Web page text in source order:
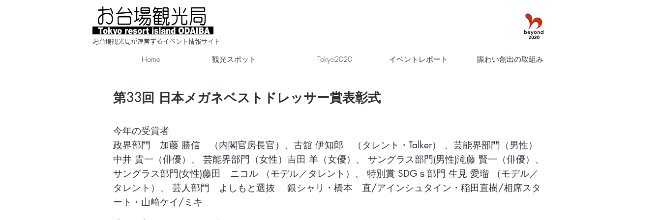
​お台場観光局が運営するイベント情報サイト
Home 観光スポット Tokyo2020 イベントレポート 賑わい創出の取組み
第33回 日本メガネベストドレッサー賞表彰式
今年の受賞者
政界部門 加藤 勝信 （内閣官房長官）、古舘 伊知郎 （タレント・Talker） 、芸能界部門（男性）
中井 貴一（俳優）、 芸能界部門（女性）吉田 羊（女優）、 サングラス部門(男性)滝藤 賢一（俳優）、
サングラス部門(女性)藤田 ニコル （モデル／タレント）、 特別賞 SDGｓ部門 生見 愛瑠 （モデル／
タレント）、 芸人部門 よしもと選抜 銀シャリ・橋本 直/アインシュタイン・稲田直樹/相席スタ
ート・山﨑ケイ/ミキ